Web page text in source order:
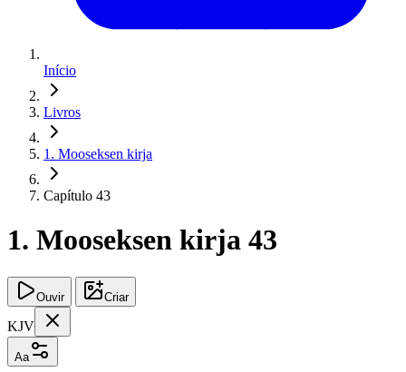
Início
Livros
1. Mooseksen kirja
Capítulo 43
1. Mooseksen kirja 43
Ouvir Criar
KJV
Aa